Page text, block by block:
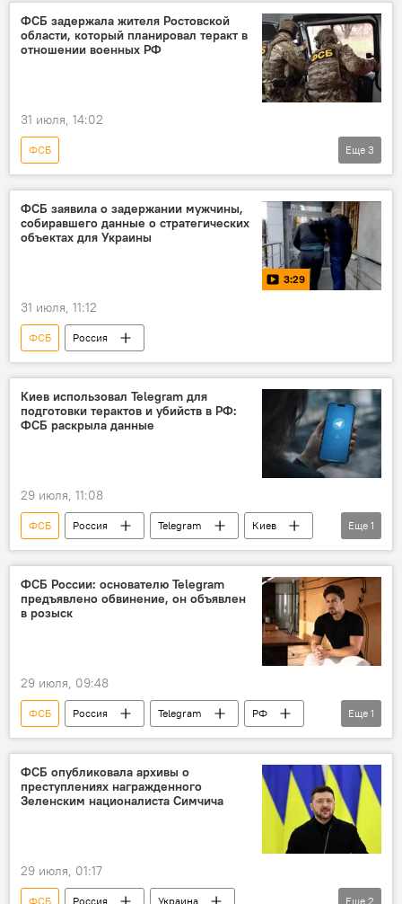
ФСБ задержала жителя Ростовской
области, который планировал теракт в
отношении военных РФ
31 июля, 14:02
ФСБ
Защита Донбасса. Спецоперация РФ на Украине
Россия
Еще 3
ФСБ заявила о задержании мужчины,
собиравшего данные о стратегических
объектах для Украины
3:29
31 июля, 11:12
ФСБ Россия
Киев использовал Telegram для
подготовки терактов и убийств в РФ:
ФСБ раскрыла данные
29 июля, 11:08
ФСБ Россия Telegram
Киев
теракт
Еще 1
ФСБ России: основателю Telegram
предъявлено обвинение, он объявлен
в розыск
29 июля, 09:48
ФСБ Россия Telegram
РФ
розыск
Еще 1
ФСБ опубликовала архивы о
преступлениях награжденного
Зеленским националиста Симчича
29 июля, 01:17
ФСБ Россия Украина Еще 2